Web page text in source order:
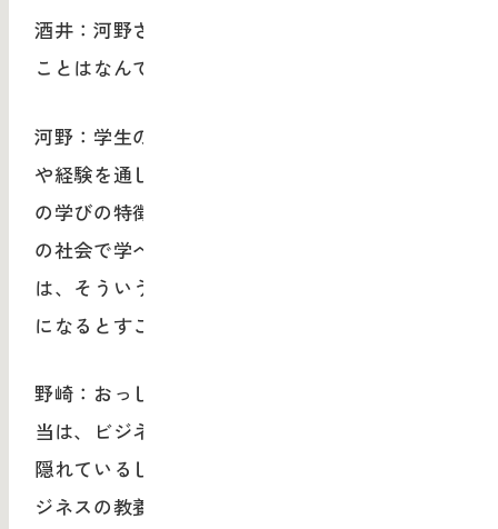
酒井：河野さんがMAU bdpに最も期待している
ことはなんですか？
河野：学生の視点で考えると、いろいろな表現
や経験を通して多くの知見を得ることがムサビ
の学びの特徴ですが、それを授業ではなく本当
の社会で学べることです。企業の方にとって
は、そういう人材の活かし方を知ってもらう場
になるとすごくいいなと思います。
野崎：おっしゃる通りだと思います。きっと本
当は、ビジネスマンにはクリエイティビティが
隠れているし、デザイナーないし美大生にはビ
ジネスの教養もあるんですよね。自分たちがす